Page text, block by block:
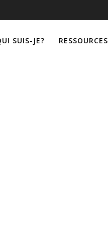
SUIS-JE? RESSOURCES